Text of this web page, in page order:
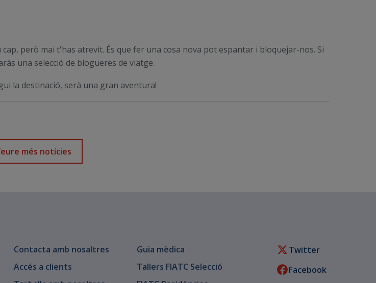
però mai t'has atrevit. És que fer una cosa nova pot espantar i bloquejar-nos. Si
una selecció de blogueres de viatge.
la destinació, serà una gran aventura!
més notícies
Contacta amb nosaltres
Accés a clients
Guia mèdica
Tallers FIATC Selecció
Twitter
Facebook